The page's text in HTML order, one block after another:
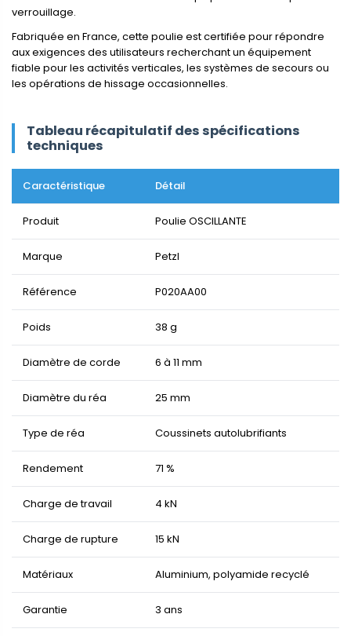
verrouillage.
Fabriquée en France, cette poulie est certifiée pour répondre
aux exigences des utilisateurs recherchant un équipement
fiable pour les activités verticales, les systèmes de secours ou
les opérations de hissage occasionnelles.
Tableau récapitulatif des spécifications
techniques
Caractéristique Détail
Produit Poulie OSCILLANTE
Marque Petzl
Référence P020AA00
Poids 38 g
Diamètre de corde 6 à 11 mm
Diamètre du réa 25 mm
Type de réa Coussinets autolubrifiants
Rendement 71 %
Charge de travail 4 kN
Charge de rupture 15 kN
Matériaux Aluminium, polyamide recyclé
Garantie 3 ans